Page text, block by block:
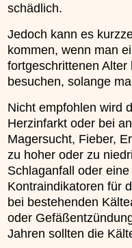
schädlich.
Jedoch kann es
kommen, wenn man
fortgeschrittenen
besuchen, solange
Nicht empfohlen wird
Herzinfarkt oder bei
Magersucht, Fieber,
zu hoher oder zu
Schlaganfall oder
Kontraindikatoren für
bei bestehenden
oder
Jahren sollten die